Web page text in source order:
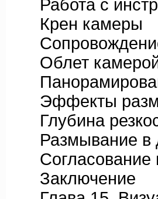
Работа с
Крен камеры
Облет
Эффекты
Глубина
Размывание в
Согласование
Заключение